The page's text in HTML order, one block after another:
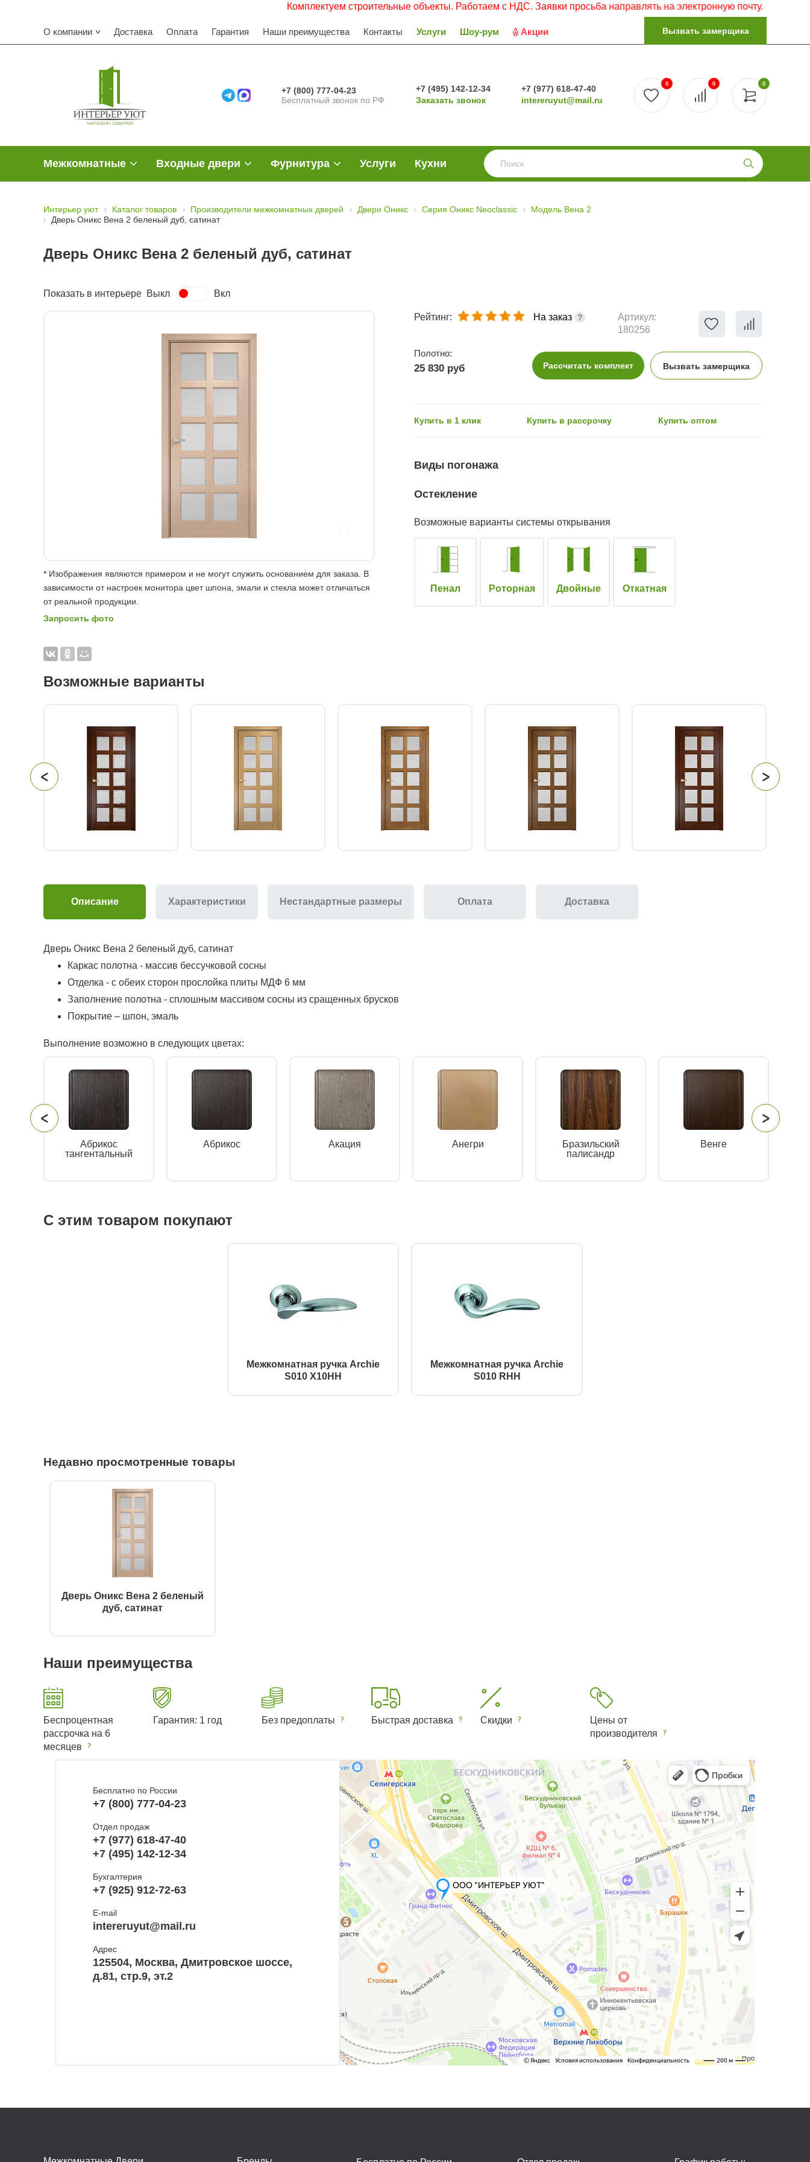
Комплектуем строительные объекты. Работаем с НДС. Заявки просьба направлять на электронную почту.
О компании Доставка Оплата Гарантия Наши преимущества Контакты Услуги Шоу-рум Акции Вызвать замерщика
+7 (800) 777-04-23
Бесплатный звонок по РФ
+7 (495) 142-12-34
Заказать звонок
+7 (977) 618-47-40
intereruyut@mail.ru
0
0 0
Межкомнатные Входные двери Фурнитура Услуги Кухни
Интерьер уют Каталог товаров Производители межкомнатных дверей Двери Оникс Серия Оникс Neoclassic
Модель Вена 2
Дверь Оникс Вена 2 беленый дуб, сатинат
Дверь Оникс Вена 2 беленый дуб, сатинат
Показать в интерьере Выкл Вкл
* Изображения являются примером и не могут служить основанием для заказа. В
зависимости от настроек монитора цвет шпона, эмали и стекла может отличаться
от реальной продукции.
Запросить фото
Рейтинг: На заказ
Артикул:
180256
Полотно:
25 830 руб Рассчитать комплект Вызвать замерщика
Купить в 1 клик Купить в рассрочку Купить оптом
Виды погонажа
Остекление
Возможные варианты системы открывания
Пенал Роторная Двойные Откатная
Возможные варианты
Описание Характеристики Нестандартные размеры Оплата Доставка
Дверь Оникс Вена 2 беленый дуб, сатинат
Каркас полотна - массив бессучковой сосны
Отделка - с обеих сторон прослойка плиты МДФ 6 мм
Заполнение полотна - сплошным массивом сосны из сращенных брусков
Покрытие – шпон, эмаль
Выполнение возможно в следующих цветах:
Абрикос
тангентальный
Абрикос Акация Анегри
Бразильский
палисандр
Венге
С этим товаром покупают
Межкомнатная ручка Archie
S010 X10HH
Межкомнатная ручка Archie
S010 RHH
Недавно просмотренные товары
Дверь Оникс Вена 2 беленый
дуб, сатинат
Наши преимущества
Беспроцентная
рассрочка на 6
месяцев
Гарантия: 1 год Без предоплаты Быстрая доставка Скидки
Цены от
производителя
Бесплатно по России
+7 (800) 777-04-23
Отдел продаж
+7 (977) 618-47-40
+7 (495) 142-12-34
Бухгалтерия
+7 (925) 912-72-63
E-mail
intereruyut@mail.ru
Адрес
125504, Москва, Дмитровское шоссе,
д.81, стр.9, эт.2